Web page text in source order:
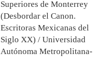
Superiores de Monterrey
(Desbordar el Canon.
Escritoras Mexicanas del
Siglo XX) / Universidad
Autónoma Metropolitana-